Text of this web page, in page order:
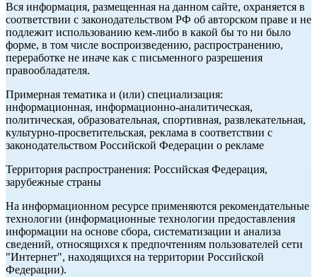
Вся информация, размещенная на данном сайте, охраняется в
соответствии с законодательством РФ об авторском праве и не
подлежит использованию кем-либо в какой бы то ни было
форме, в том числе воспроизведению, распространению,
переработке не иначе как с письменного разрешения
правообладателя.
Примерная тематика и (или) специализация:
информационная, информационно-аналитическая,
политическая, образовательная, спортивная, развлекательная,
культурно-просветительская, реклама в соответствии с
законодательством Российской Федерации о рекламе
Территория распространения: Российская Федерация,
зарубежные страны
На информационном ресурсе применяются рекомендательные
технологии (информационные технологии предоставления
информации на основе сбора, систематизации и анализа
сведений, относящихся к предпочтениям пользователей сети
"Интернет", находящихся на территории Российской
Федерации).